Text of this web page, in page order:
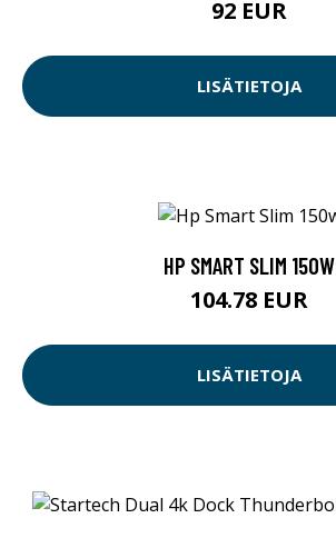
92 EUR
LISÄTIETOJA
HP SMART SLIM 150W
104.78 EUR
LISÄTIETOJA